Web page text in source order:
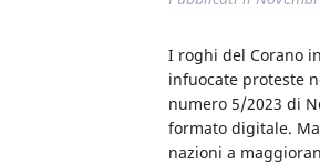
I roghi del Corano
infuocate proteste
numero 5/2023 di
formato digitale.
nazioni a